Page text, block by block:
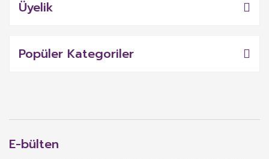
Üyelik
Popüler Kategoriler
E-bülten